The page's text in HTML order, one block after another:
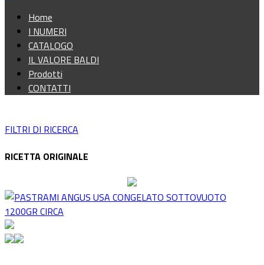
Home
I NUMERI
CATALOGO
IL VALORE BALDI
Prodotti
CONTATTI
FILTRI DI RICERCA
RICETTA ORIGINALE